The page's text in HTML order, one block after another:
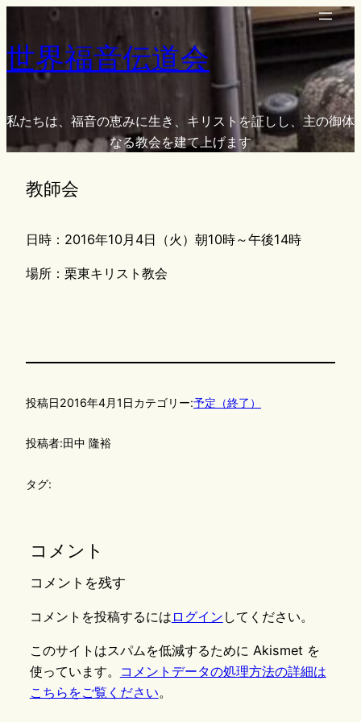
を
ッ
世界福音伝道会
私たちは、福音の恵みに生き、キリストを証しし、主の御体
なる教会を建て上げます
教師会
日時：2016年10月4日（火）朝10時～午後14時
場所：栗東キリスト教会
投稿日2016年4月1日カテゴリー:予定（終了）
投稿者:田中 隆裕
タグ:
コメント
コメントを残す
コメントを投稿するには ログイン してください。
このサイトはスパムを低減するために Akismet を
使っています。
コメントデータの処理方法の詳細は
こちらをご覧ください。